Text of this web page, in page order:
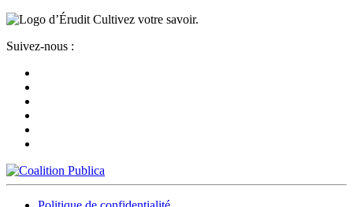
Cultivez votre savoir.
Suivez-nous :